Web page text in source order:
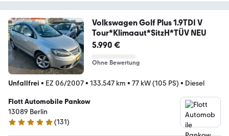
Volkswagen Golf Plus 1.9TDI V
Tour*Klimaaut*SitzH*TÜV NEU
5.990 €
Ohne Bewertung
Unfallfrei • EZ 06/2007• 133.547 km • 77 kW (105 PS) • Diesel
Flott Automobile Pankow
13089 Berlin
4.9 Sterne
(131)